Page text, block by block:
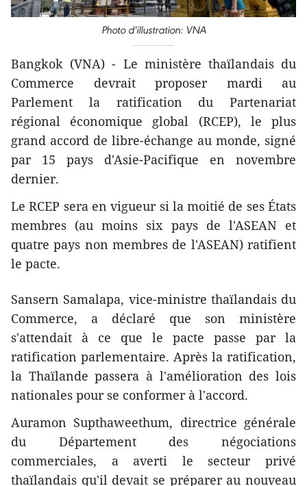
Photo d'illustration: VNA
Bangkok (VNA) - Le ministère thaïlandais du
Commerce devrait proposer mardi au
Parlement la ratification du Partenariat
régional économique global (RCEP), le plus
grand accord de libre-échange au monde, signé
par 15 pays d'Asie-Pacifique en novembre
dernier.
Le RCEP sera en vigueur si la moitié de ses États
membres (au moins six pays de l'ASEAN et
quatre pays non membres de l'ASEAN) ratifient
le pacte.
Sansern Samalapa, vice-ministre thaïlandais du
Commerce, a déclaré que son ministère
s'attendait à ce que le pacte passe par la
ratification parlementaire. Après la ratification,
la Thaïlande passera à l'amélioration des lois
nationales pour se conformer à l'accord.
Auramon Supthaweethum, directrice générale
du Département des négociations
commerciales, a averti le secteur privé
thaïlandais qu'il devait se préparer au nouveau